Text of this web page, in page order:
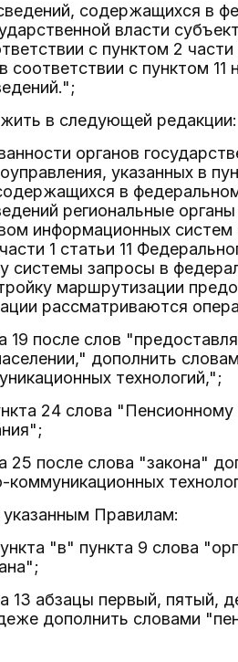
содержащихся в
власти
с пунктом 2
с пунктом
в следующей редакции:
органов
указанных в
в
региональные
информационных
1 статьи 11
системы запросы в
маршрутизации
рассматриваются
19 после слов
дополнить
технологий,";
24 слова
25 после слова "закона"
Правилам:
"в" пункта 9 слова
13 абзацы первый, пятый,
дополнить словами